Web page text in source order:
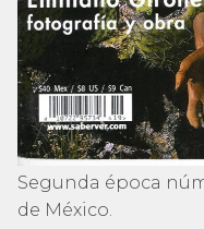
Segunda época
de México.